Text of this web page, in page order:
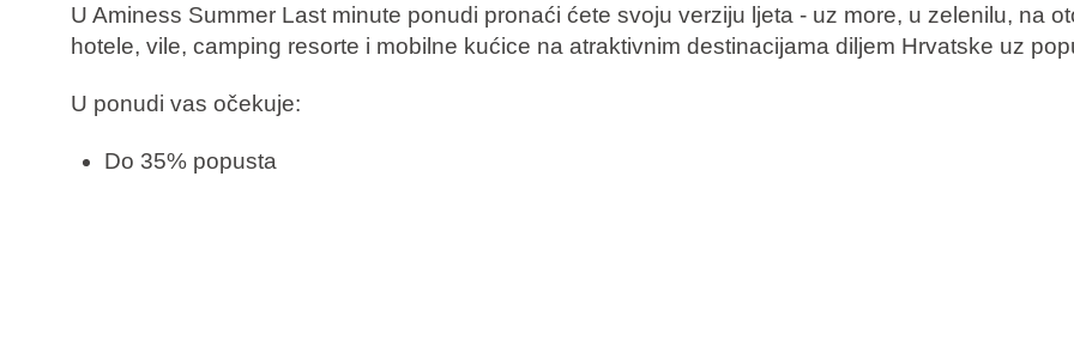
U Aminess Summer Last minute ponudi pronaći ćete svoju verziju ljeta - uz more, u zelenilu, na
hotele, vile, camping resorte i mobilne kućice na atraktivnim destinacijama diljem Hrvatske uz
U ponudi vas očekuje:
Do 35% popusta